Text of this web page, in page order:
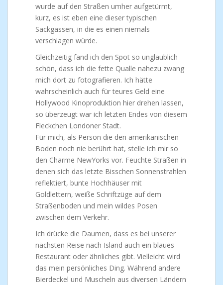
wurde auf den Straßen umher aufgetürmt,
kurz, es ist eben eine dieser typischen
Sackgassen, in die es einen niemals
verschlagen würde.
Gleichzeitig fand ich den Spot so unglaublich
schön, dass ich die fette Qualle nahezu zwang
mich dort zu fotografieren. Ich hätte
wahrscheinlich auch für teures Geld eine
Hollywood Kinoproduktion hier drehen lassen,
so überzeugt war ich letzten Endes von diesem
Fleckchen Londoner Stadt.
Für mich, als Person die den amerikanischen
Boden noch nie berührt hat, stelle ich mir so
den Charme NewYorks vor. Feuchte Straßen in
denen sich das letzte Bisschen Sonnenstrahlen
reflektiert, bunte Hochhäuser mit
Goldlettern, weiße Schriftzüge auf dem
Straßenboden und mein wildes Posen
zwischen dem Verkehr.
Ich drücke die Daumen, dass es bei unserer
nächsten Reise nach Island auch ein blaues
Restaurant oder ähnliches gibt. Vielleicht wird
das mein persönliches Ding. Während andere
Bierdeckel und Muscheln aus diversen Ländern